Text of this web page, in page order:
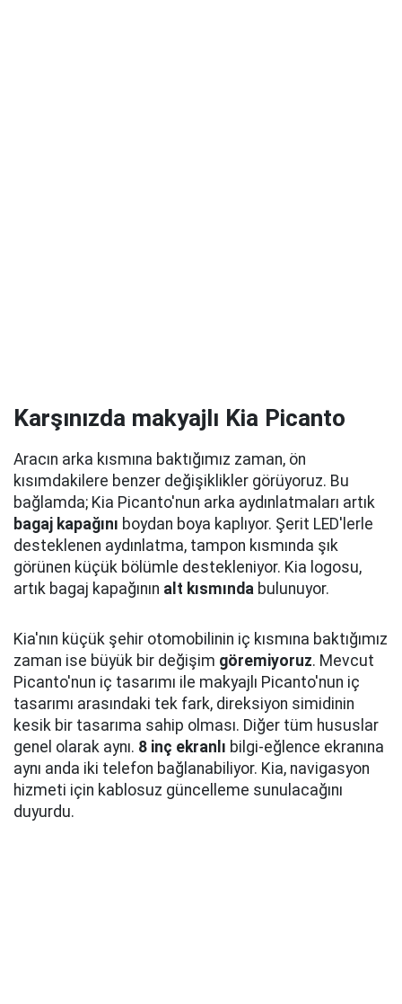
Karşınızda makyajlı Kia Picanto
Aracın arka kısmına baktığımız zaman, ön
kısımdakilere benzer değişiklikler görüyoruz. Bu
bağlamda; Kia Picanto'nun arka aydınlatmaları artık
bagaj kapağını boydan boya kaplıyor. Şerit LED'lerle
desteklenen aydınlatma, tampon kısmında şık
görünen küçük bölümle destekleniyor. Kia logosu,
artık bagaj kapağının alt kısmında bulunuyor.
Kia'nın küçük şehir otomobilinin iç kısmına baktığımız
zaman ise büyük bir değişim göremiyoruz. Mevcut
Picanto'nun iç tasarımı ile makyajlı Picanto'nun iç
tasarımı arasındaki tek fark, direksiyon simidinin
kesik bir tasarıma sahip olması. Diğer tüm hususlar
genel olarak aynı. 8 inç ekranlı bilgi-eğlence ekranına
aynı anda iki telefon bağlanabiliyor. Kia, navigasyon
hizmeti için kablosuz güncelleme sunulacağını
duyurdu.